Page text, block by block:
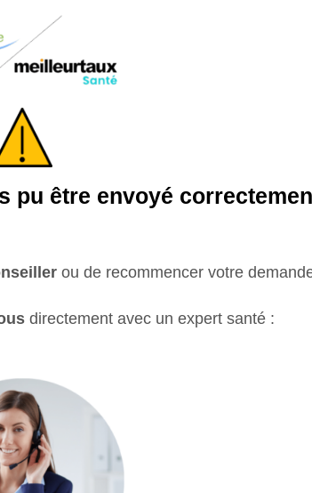
pu être envoyé
ou de recommencer votre
directement avec un expert santé :